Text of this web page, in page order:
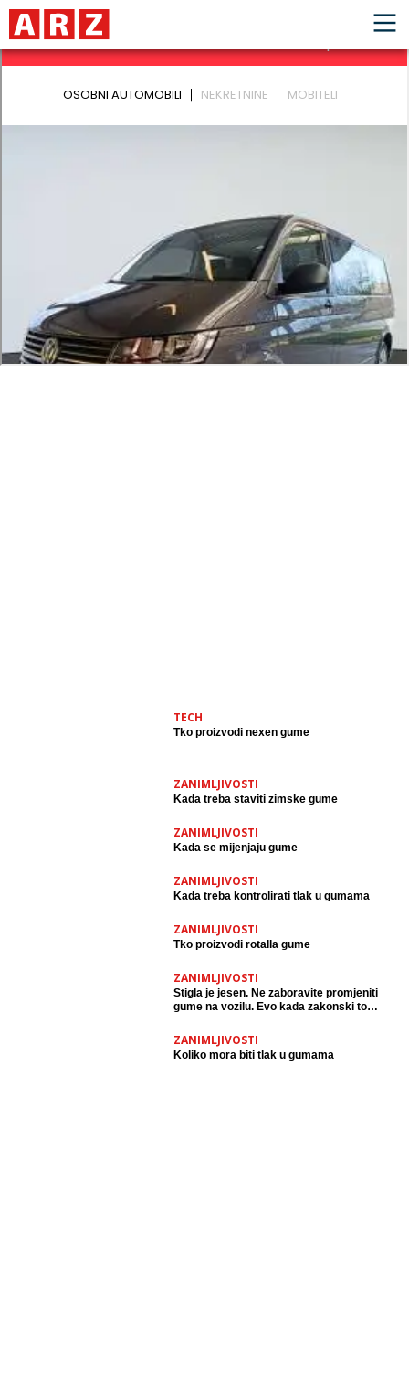
TECH
Tko proizvodi nexen gume
ZANIMLJIVOSTI
Kada treba staviti zimske gume
ZANIMLJIVOSTI
Kada se mijenjaju gume
ZANIMLJIVOSTI
Kada treba kontrolirati tlak u gumama
ZANIMLJIVOSTI
Tko proizvodi rotalla gume
ZANIMLJIVOSTI
Stigla je jesen. Ne zaboravite promjeniti
gume na vozilu. Evo kada zakonski to
ZANIMLJIVOSTI
Koliko mora biti tlak u gumama